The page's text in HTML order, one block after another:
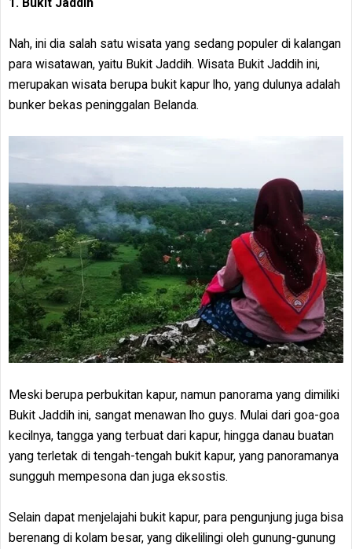
1. Bukit Jaddih
Nah, ini dia salah satu wisata yang sedang populer di kalangan
para wisatawan, yaitu Bukit Jaddih. Wisata Bukit Jaddih ini,
merupakan wisata berupa bukit kapur lho, yang dulunya adalah
bunker bekas peninggalan Belanda.
Meski berupa perbukitan kapur, namun panorama yang dimiliki
Bukit Jaddih ini, sangat menawan lho guys. Mulai dari goa-goa
kecilnya, tangga yang terbuat dari kapur, hingga danau buatan
yang terletak di tengah-tengah bukit kapur, yang panoramanya
sungguh mempesona dan juga eksostis.
Selain dapat menjelajahi bukit kapur, para pengunjung juga bisa
berenang di kolam besar, yang dikelilingi oleh gunung-gunung